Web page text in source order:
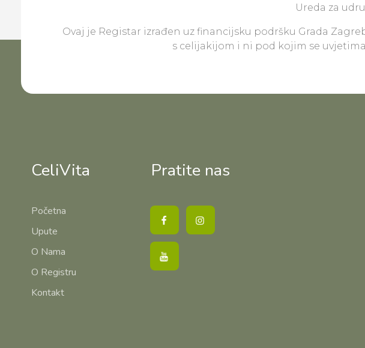
Ureda za
Ovaj je Registar izrađen uz financijsku podršku Grada
s celijakijom i ni pod kojim se
CeliVita
Početna
Upute
O Nama
O Registru
Kontakt
Pratite nas